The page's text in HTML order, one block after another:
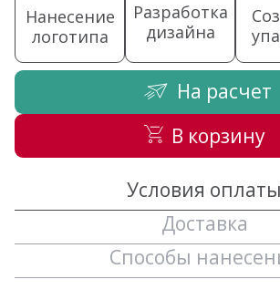
Нанесение
логотипа
Разработка
дизайна
На расчет
В корзину
Условия оплаты
Доставка
Способы